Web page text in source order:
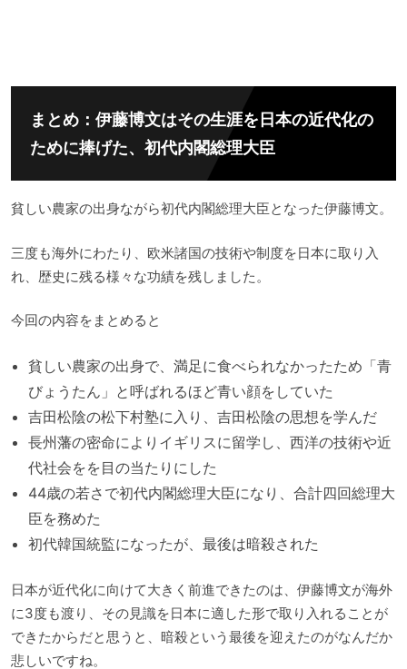
まとめ：伊藤博文はその生涯を日本の近代化の
ために捧げた、初代内閣総理大臣
貧しい農家の出身ながら初代内閣総理大臣となった伊藤博文。
三度も海外にわたり、欧米諸国の技術や制度を日本に取り入
れ、歴史に残る様々な功績を残しました。
今回の内容をまとめると
貧しい農家の出身で、満足に食べられなかったため「青
びょうたん」と呼ばれるほど青い顔をしていた
吉田松陰の松下村塾に入り、吉田松陰の思想を学んだ
長州藩の密命によりイギリスに留学し、西洋の技術や近
代社会をを目の当たりにした
44歳の若さで初代内閣総理大臣になり、合計四回総理大
臣を務めた
初代韓国統監になったが、最後は暗殺された
日本が近代化に向けて大きく前進できたのは、伊藤博文が海外
に3度も渡り、その見識を日本に適した形で取り入れることが
できたからだと思うと、暗殺という最後を迎えたのがなんだか
悲しいですね。